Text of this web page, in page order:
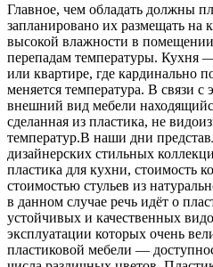
Главное, чем обладать должны
запланировано их размещать на
высокой влажности в
перепадам температуры. Кухня
или квартире, где кардинально
меняется температура. В связи
внешний вид мебели
сделанная из пластика, не
температур.В наши дни
дизайнерских стильных
пластика для кухни, стоимость
стоимостью стульев из
в данном случае речь идёт о
устойчивых и качественных
эксплуатации которых очень
пластиковой мебели —